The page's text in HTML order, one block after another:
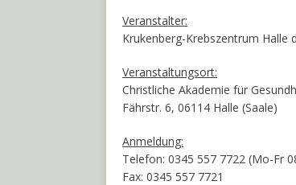
Veranstalter:
Krukenberg-Krebszentrum Halle
Veranstaltungsort:
Christliche Akademie für
Fährstr. 6, 06114 Halle (Saale)
Anmeldung:
Telefon: 0345 557 7722 (Mo-Fr
Fax: 0345 557 7721